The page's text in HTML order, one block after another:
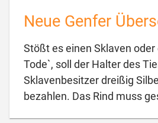
Neue Genfer
Stößt es einen Sklaven oder
Tode`, soll der Halter des
Sklavenbesitzer dreißig
bezahlen. Das Rind muss